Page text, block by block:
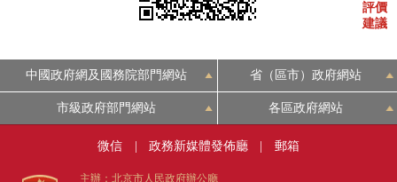
評價
建議
中國政府網及國務院部門網站 省（區市）政府網站
市級政府部門網站 各區政府網站
微信 | 政務新媒體發佈廳 | 郵箱
主辦：北京市人民政府辦公廳